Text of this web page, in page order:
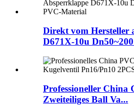
Direkt vom Hersteller
D671X-10u
Professioneller China
Zweiteiliges Ball Va...